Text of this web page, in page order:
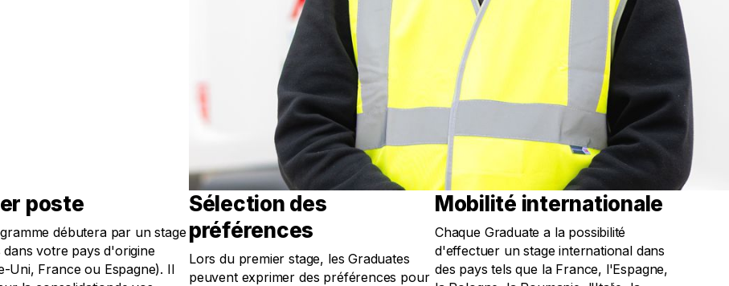
poste
débutera par un stage
dans votre pays d'origine
Uni, France ou Espagne). Il
Sélection des
préférences
Lors du premier stage, les Graduates
peuvent exprimer des préférences pour
Mobilité internationale
Chaque Graduate a la possibilité
d'effectuer un stage international dans
des pays tels que la France, l'Espagne,